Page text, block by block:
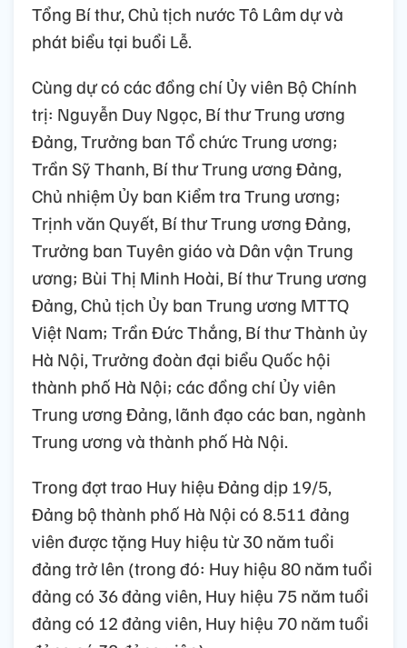
Tổng Bí thư, Chủ tịch nước Tô Lâm dự và
phát biểu tại buổi Lễ.
Cùng dự có các đồng chí Ủy viên Bộ Chính
trị: Nguyễn Duy Ngọc, Bí thư Trung ương
Đảng, Trưởng ban Tổ chức Trung ương;
Trần Sỹ Thanh, Bí thư Trung ương Đảng,
Chủ nhiệm Ủy ban Kiểm tra Trung ương;
Trịnh văn Quyết, Bí thư Trung ương Đảng,
Trưởng ban Tuyên giáo và Dân vận Trung
ương; Bùi Thị Minh Hoài, Bí thư Trung ương
Đảng, Chủ tịch Ủy ban Trung ương MTTQ
Việt Nam; Trần Đức Thắng, Bí thư Thành ủy
Hà Nội, Trưởng đoàn đại biểu Quốc hội
thành phố Hà Nội; các đồng chí Ủy viên
Trung ương Đảng, lãnh đạo các ban, ngành
Trung ương và thành phố Hà Nội.
Trong đợt trao Huy hiệu Đảng dịp 19/5,
Đảng bộ thành phố Hà Nội có 8.511 đảng
viên được tặng Huy hiệu từ 30 năm tuổi
đảng trở lên (trong đó: Huy hiệu 80 năm tuổi
đảng có 36 đảng viên, Huy hiệu 75 năm tuổi
đảng có 12 đảng viên, Huy hiệu 70 năm tuổi